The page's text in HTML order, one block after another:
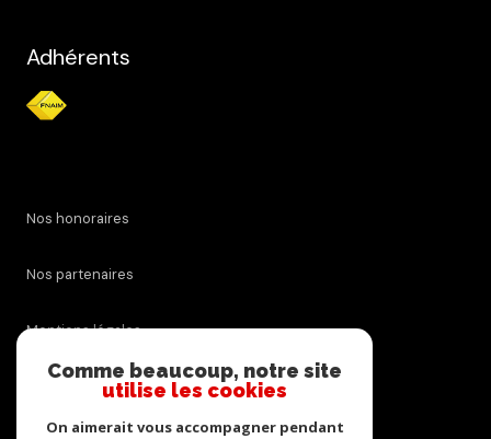
Adhérents
Nos honoraires
Nos partenaires
Mentions légales
Comme beaucoup, notre site
utilise les cookies
On aimerait vous accompagner pendant